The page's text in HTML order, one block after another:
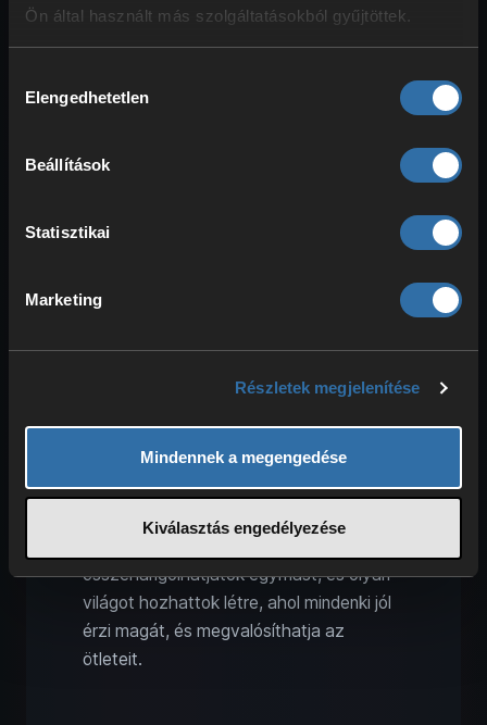
Ön által használt más szolgáltatásokból gyűjtöttek.
kiválasztása
Elengedhetetlen
Beállítások
Statisztikai
Marketing
Részletek megjelenítése
Mindennek a megengedése
Kiválasztás engedélyezése
ültetésében, és menő megoldási
ötleteket adhat a felmerülő problémákra.
többjátékos módban!
másokkal is megoszthatod. Egy közös
sajátossága a munkamegosztás.
Mindenki arra koncentrálhat, amit a
legjobban szeret. Van, aki imád
gyémántok után kutatni, mások inkább
összehangolhatjátok egymást, és olyan
világot hozhattok létre, ahol mindenki jól
érzi magát, és megvalósíthatja az
ötleteit.